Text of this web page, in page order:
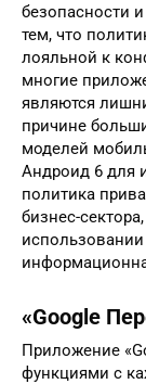
безопасности
тем, что
лояльной к
многие
являются
причине
моделей
Андроид 6 для
политика
бизнес-
«Google
Приложение
функциями с